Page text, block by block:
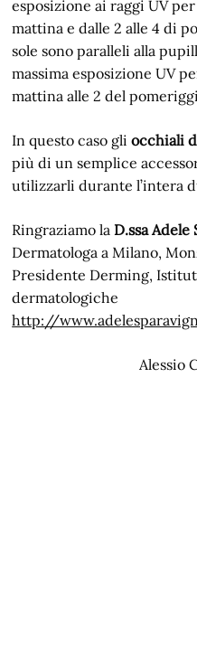
esposizione ai raggi UV
mattina e dalle 2 alle 4 di
sole sono paralleli alla
massima esposizione UV
mattina alle 2 del
In questo caso gliocchiali
più di un semplice
utilizzarli durante l’intera
Ringraziamo laD.ssa Adele
Dermatologa a Milano,
Presidente Derming,
dermatologiche
http://
Alessio